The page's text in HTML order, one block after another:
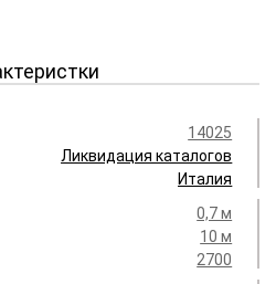
14025
Ликвидация каталогов
Италия
0,7 м
10 м
2700